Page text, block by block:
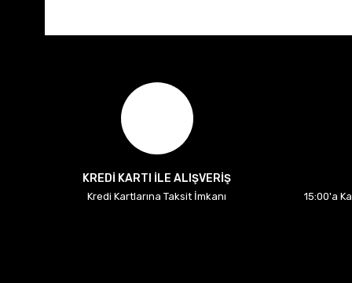
KREDİ KARTI İLE ALIŞVERİŞ
Kredi Kartlarına Taksit İmkanı
15:00'a